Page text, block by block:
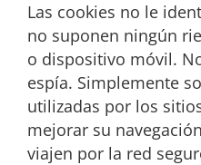
Las cookies no le
no suponen ningún
o dispositivo móvil.
espía. Simplemente
utilizadas por los
mejorar su
viajen por la red